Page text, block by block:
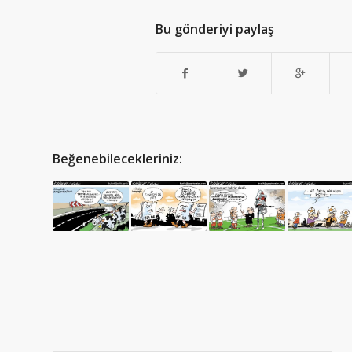
Bu gönderiyi paylaş
Beğenebilecekleriniz: